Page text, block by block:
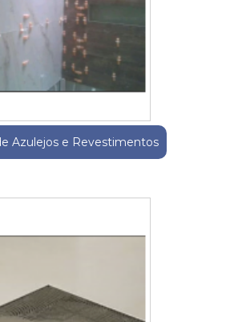
Azulejos e Revestimentos